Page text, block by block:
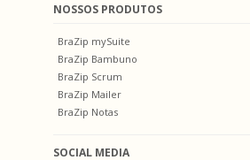
NOSSOS PRODUTOS
BraZip mySuite
BraZip Bambuno
BraZip Scrum
BraZip Mailer
BraZip Notas
SOCIAL MEDIA